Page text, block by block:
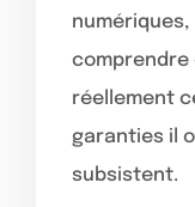
réellement
garanties il
subsistent.